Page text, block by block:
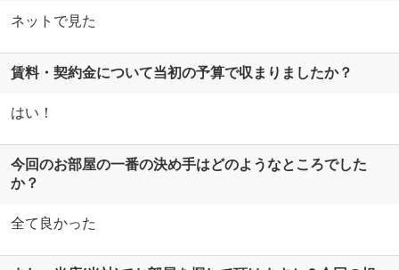
ネットで見た
賃料・契約金について当初の予算で収まりましたか？
はい！
今回のお部屋の一番の決め手はどのようなところでした
か？
全て良かった